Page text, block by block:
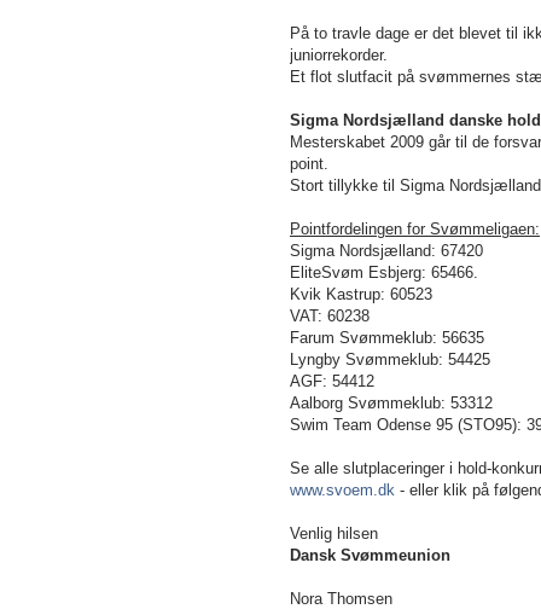
På to travle dage er det blevet til
juniorrekorder.
Et flot slutfacit på svømmernes
Sigma Nordsjælland danske
Mesterskabet 2009 går til de
point.
Stort tillykke til Sigma
Pointfordelingen for Svømmeligaen:
Sigma Nordsjælland: 67420
EliteSvøm Esbjerg: 65466.
Kvik Kastrup: 60523
VAT: 60238
Farum Svømmeklub: 56635
Lyngby Svømmeklub: 54425
AGF: 54412
Aalborg Svømmeklub: 53312
Swim Team Odense 95 (STO95):
Se alle slutplaceringer i hold-
www.svoem.dk - eller klik på
Venlig hilsen
Dansk Svømmeunion
Nora Thomsen